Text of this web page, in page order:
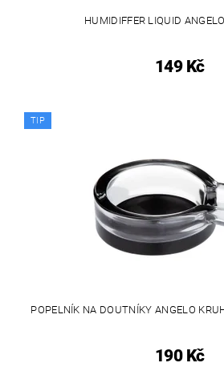
HUMIDIFFER LIQUID
149 Kč
TIP
POPELNÍK NA DOUTNÍKY ANGELO
190 Kč